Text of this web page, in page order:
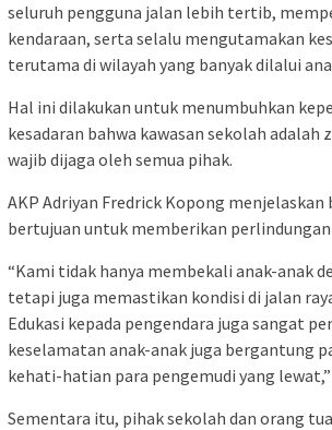
seluruh pengguna jalan lebih tertib,
kendaraan, serta selalu mengutamakan
terutama di wilayah yang banyak dilalui
Hal ini dilakukan untuk menumbuhkan
kesadaran bahwa kawasan sekolah adalah
wajib dijaga oleh semua pihak.
AKP Adriyan Fredrick Kopong
bertujuan untuk memberikan
“Kami tidak hanya membekali anak-anak
tetapi juga memastikan kondisi di jalan
Edukasi kepada pengendara juga sangat
keselamatan anak-anak juga bergantung
kehati-hatian para pengemudi yang
Sementara itu, pihak sekolah dan orang